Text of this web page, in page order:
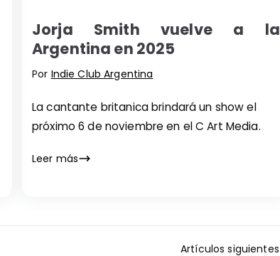
Jorja Smith vuelve a la
Argentina en 2025
Por Indie Club Argentina
La cantante britanica brindará un show el
próximo 6 de noviembre en el C Art Media.
Leer más
Artículos siguientes